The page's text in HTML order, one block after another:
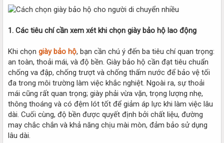
1. Các tiêu chí cần xem xét khi chọn giày bảo hộ lao động
Khi chọn giày bảo hộ, bạn cần chú ý đến ba tiêu chí quan trọng:
an toàn, thoải mái, và độ bền. Giày bảo hộ cần đạt tiêu chuẩn
chống va đập, chống trượt và chống thấm nước để bảo vệ tối
đa trong môi trường làm việc khắc nghiệt. Ngoài ra, sự thoải
mái cũng rất quan trọng; giày phải vừa vặn, trọng lượng nhẹ,
thông thoáng và có đệm lót tốt để giảm áp lực khi làm việc lâu
dài. Cuối cùng, độ bền được quyết định bởi chất liệu, đường
may chắc chắn và khả năng chịu mài mòn, đảm bảo sử dụng
lâu dài.